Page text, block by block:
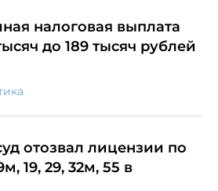
налоговая выплата
до 189 тысяч рублей
отозвал лицензии по
19, 29, 32м, 55 в